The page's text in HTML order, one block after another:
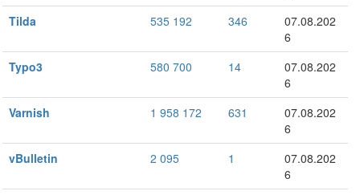
Tilda
535 192 346
07.08.202
6
Typo3
580 700 14
07.08.202
6
Varnish
1 958 172 631
07.08.202
6
vBulletin
2 095 1
07.08.202
6